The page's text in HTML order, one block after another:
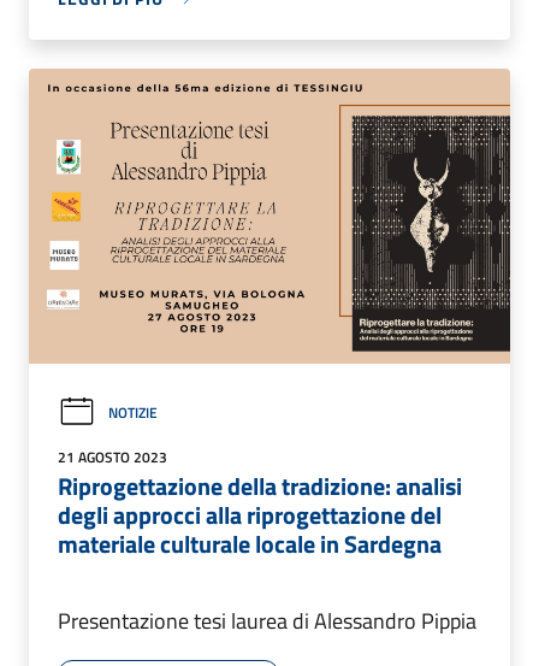
NOTIZIE
21 AGOSTO 2023
Riprogettazione della tradizione: analisi
degli approcci alla riprogettazione del
materiale culturale locale in Sardegna
Presentazione tesi laurea di Alessandro Pippia